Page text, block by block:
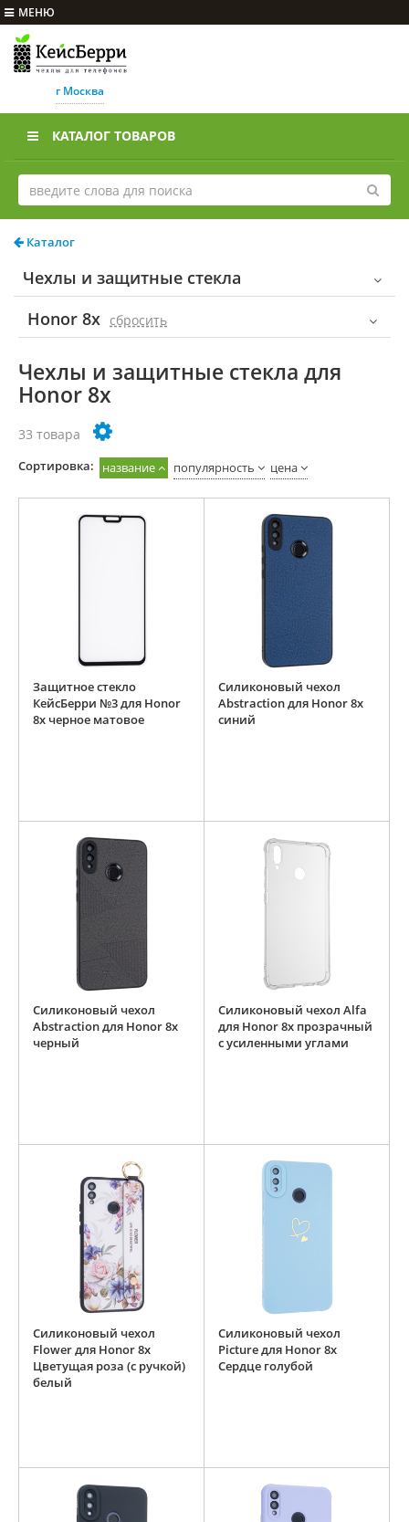
МЕНЮ
г Москва
КАТАЛОГ ТОВАРОВ
Каталог
Чехлы и защитные стекла
Honor 8x cбросить
Чехлы и защитные стекла для
Honor 8x
33 товара
Cортировка: название популярность цена
Защитное стекло
КейсБерри №3 для Honor
8x черное матовое
Силиконовый чехол
Abstraction для Honor 8x
синий
Силиконовый чехол
Abstraction для Honor 8x
черный
Силиконовый чехол Alfa
для Honor 8x прозрачный
с усиленными углами
Силиконовый чехол
Flower для Honor 8x
Цветущая роза (с ручкой)
белый
Силиконовый чехол
Picture для Honor 8x
Сердце голубой